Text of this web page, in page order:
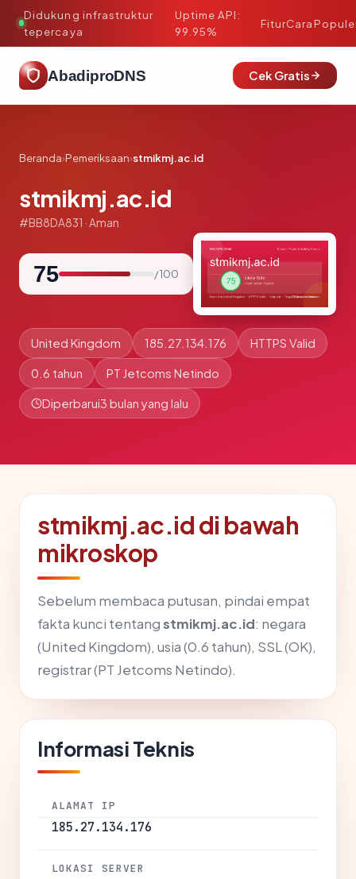
Didukung infrastruktur
tepercaya
·
Uptime API:
99.95%
FiturCara
AbadiproDNS Cek Gratis
Beranda›Pemeriksaan›stmikmj.ac.id
stmikmj.ac.id
#BB8DA831 · Aman
75 / 100
United Kingdom 185.27.134.176 HTTPS Valid
0.6 tahun PT Jetcoms Netindo
Diperbarui3 bulan yang lalu
stmikmj.ac.id di bawah
mikroskop
Sebelum membaca putusan, pindai empat
fakta kunci tentangstmikmj.ac.id: negara
(United Kingdom), usia (0.6 tahun), SSL (OK),
registrar (PT Jetcoms Netindo).
Informasi Teknis
ALAMAT IP
185.27.134.176
LOKASI SERVER